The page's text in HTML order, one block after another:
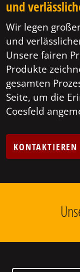
und
Wir legen
und
Unsere fairen
Produkte
gesamten
Seite, um die
Coesfeld